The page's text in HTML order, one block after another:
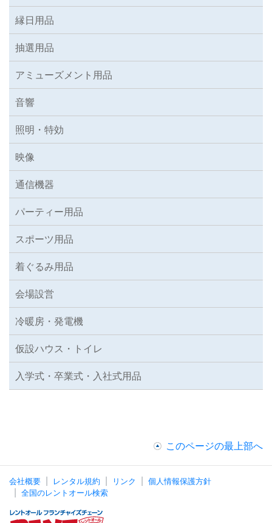
縁日用品
抽選用品
アミューズメント用品
音響
照明・特効
映像
通信機器
パーティー用品
スポーツ用品
着ぐるみ用品
会場設営
冷暖房・発電機
仮設ハウス・トイレ
入学式・卒業式・入社式用品
このページの最上部へ
会社概要 レンタル規約 リンク
個人情報保護方針
全国のレントオール検索